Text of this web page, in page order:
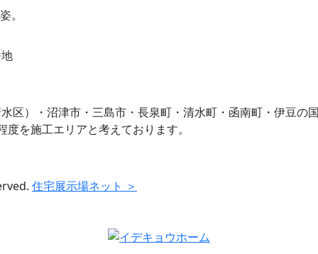
区）・沼津市・三島市・長泉町・清水町・函南町・伊豆の
を施工エリアと考えております。
住宅展示場ネット ＞